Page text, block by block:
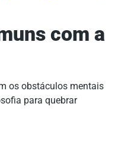
com a
os obstáculos mentais
para quebrar